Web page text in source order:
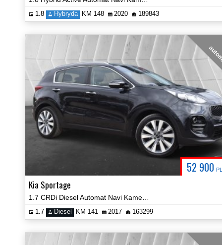
1.8 Hybryda KM 148 2020 189843
52 900
Kia Sportage
1.7 Diesel KM 141 2017 163299